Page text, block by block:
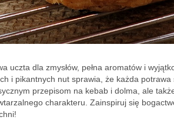
uczta dla zmysłów, pełna aromatów i
i pikantnych nut sprawia, że każda
przepisom na kebab i dolma, ale
charakteru. Zainspiruj się